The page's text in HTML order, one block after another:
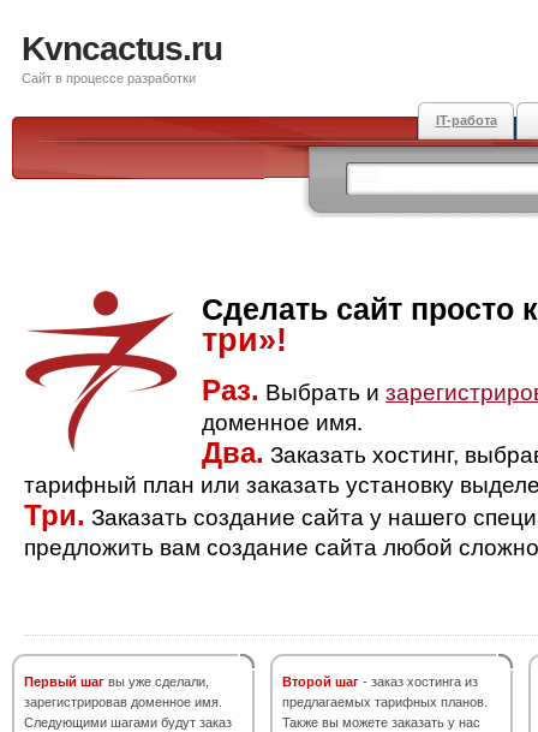
Kvncactus.ru
Сайт в процессе разработки
IT-работа
Сделать сайт просто
три»!
Раз. Выбрать и
доменное имя.
Два. Заказать хостинг,
тарифный план или заказать установку
Три. Заказать создание сайта у нашего
предложить вам создание сайта любой
Первый шаг вы уже сделали,
зарегистрировав доменное имя.
Следующими шагами будут заказ
Второй шаг - заказ хостинга из
предлагаемых тарифных планов.
Также вы можете заказать у нас